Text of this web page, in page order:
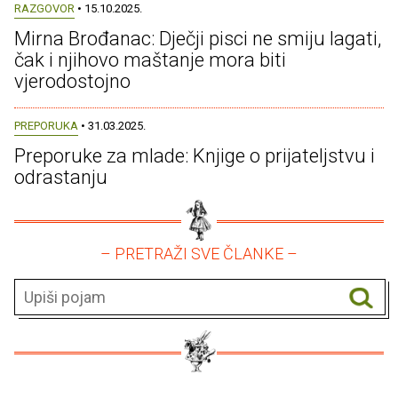
RAZGOVOR • 15.10.2025.
Mirna Brođanac: Dječji pisci ne smiju lagati,
čak i njihovo maštanje mora biti
vjerodostojno
PREPORUKA • 31.03.2025.
Preporuke za mlade: Knjige o prijateljstvu i
odrastanju
– PRETRAŽI SVE ČLANKE –